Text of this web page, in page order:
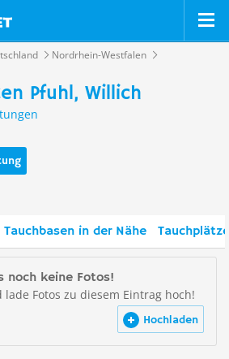
Nordrhein-Westfalen
Pfuhl, Willich
Tauchbasen in der Nähe
noch keine Fotos!
Fotos zu diesem Eintrag hoch!
Hochladen